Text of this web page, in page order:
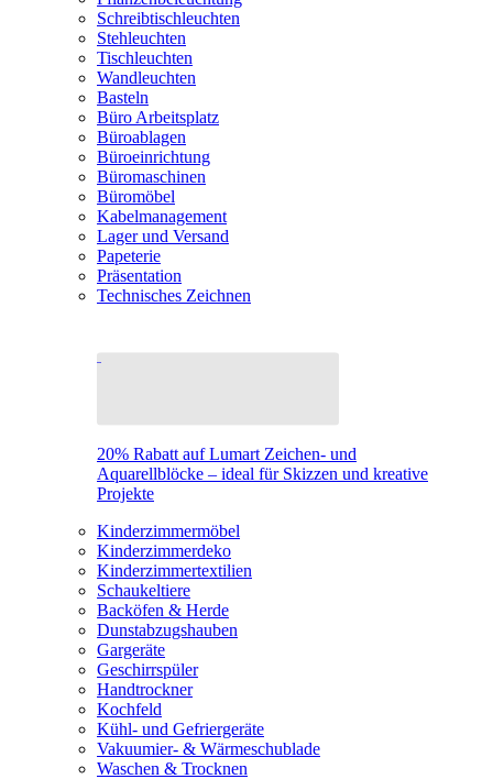
Schreibtischleuchten
Stehleuchten
Tischleuchten
Wandleuchten
Basteln
Büro Arbeitsplatz
Büroablagen
Büroeinrichtung
Büromaschinen
Büromöbel
Kabelmanagement
Lager und Versand
Papeterie
Präsentation
Technisches Zeichnen
20% Rabatt auf Lumart Zeichen- und
Aquarellblöcke – ideal für Skizzen und kreative
Projekte
Kinderzimmermöbel
Kinderzimmerdeko
Kinderzimmertextilien
Schaukeltiere
Backöfen & Herde
Dunstabzugshauben
Gargeräte
Geschirrspüler
Handtrockner
Kochfeld
Kühl- und Gefriergeräte
Vakuumier- & Wärmeschublade
Waschen & Trocknen